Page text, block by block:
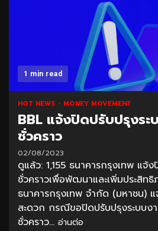
1 min read
HOT NEWS MONEY MOVEMENT
BBL แจ้งปิดปรับปรุงระ
ชั่วคราว
02/08/2023
ดูแล้ว: 1,155 ธนาคารกรุงเทพ แจ้
ชั่วคราวเพื่อพัฒนาและเพิ่มประสิท
ธนาคารกรุงเทพ จำกัด (มหาชน)
สะดวก กรณีขอปิดปรับปรุงระบบง
ชั่วคราว... อ่านต่อ